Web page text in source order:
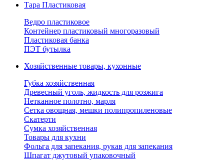
Тара Пластиковая
Ведро пластиковое
Контейнер пластиковый многоразовый
Пластиковая банка
ПЭТ бутылка
Хозяйственные товары, кухонные
Губка хозяйственная
Древесный уголь, жидкость для розжига
Нетканное полотно, марля
Сетка овощная, мешки полипропиленовые
Скатерти
Сумка хозяйственная
Товары для кухни
Фольга для запекания, рукав для запекания
Шпагат джутовый упаковочный